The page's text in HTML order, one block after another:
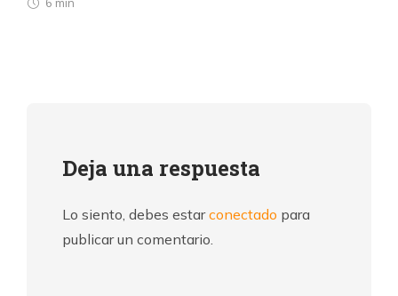
Deja una respuesta
Lo siento, debes estarconectado para
publicar un comentario.